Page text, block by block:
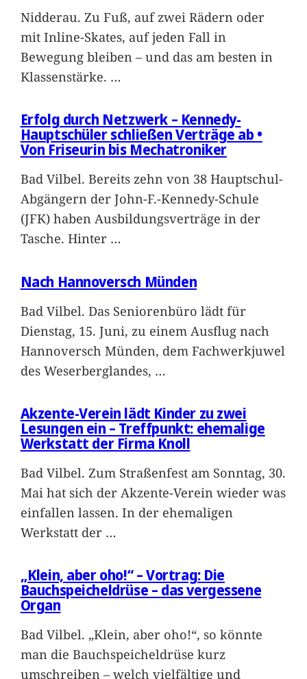
Nidderau. Zu Fuß, auf zwei Rädern oder
mit Inline-Skates, auf jeden Fall in
Bewegung bleiben – und das am besten in
Klassenstärke. …
Erfolg durch Netzwerk – Kennedy-
Hauptschüler schließen Verträge ab •
Von Friseurin bis Mechatroniker
Bad Vilbel. Bereits zehn von 38 Hauptschul-
Abgängern der John-F.-Kennedy-Schule
(JFK) haben Ausbildungsverträge in der
Tasche. Hinter …
Nach Hannoversch Münden
Bad Vilbel. Das Seniorenbüro lädt für
Dienstag, 15. Juni, zu einem Ausflug nach
Hannoversch Münden, dem Fachwerkjuwel
des Weserberglandes, …
Akzente-Verein lädt Kinder zu zwei
Lesungen ein – Treffpunkt: ehemalige
Werkstatt der Firma Knoll
Bad Vilbel. Zum Straßenfest am Sonntag, 30.
Mai hat sich der Akzente-Verein wieder was
einfallen lassen. In der ehemaligen
Werkstatt der …
„Klein, aber oho!“ – Vortrag: Die
Bauchspeicheldrüse – das vergessene
Organ
Bad Vilbel. „Klein, aber oho!“, so könnte
man die Bauchspeicheldrüse kurz
umschreiben – welch vielfältige und